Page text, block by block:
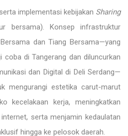
implementasi kebijakan Sharing
bersama). Konsep infrastruktur
dan Tiang Bersama—yang
coba di Tangerang dan diluncurkan
dan Digital di Deli Serdang—
mengurangi estetika carut-marut
kecelakaan kerja, meningkatkan
serta menjamin kedaulatan
hingga ke pelosok daerah.